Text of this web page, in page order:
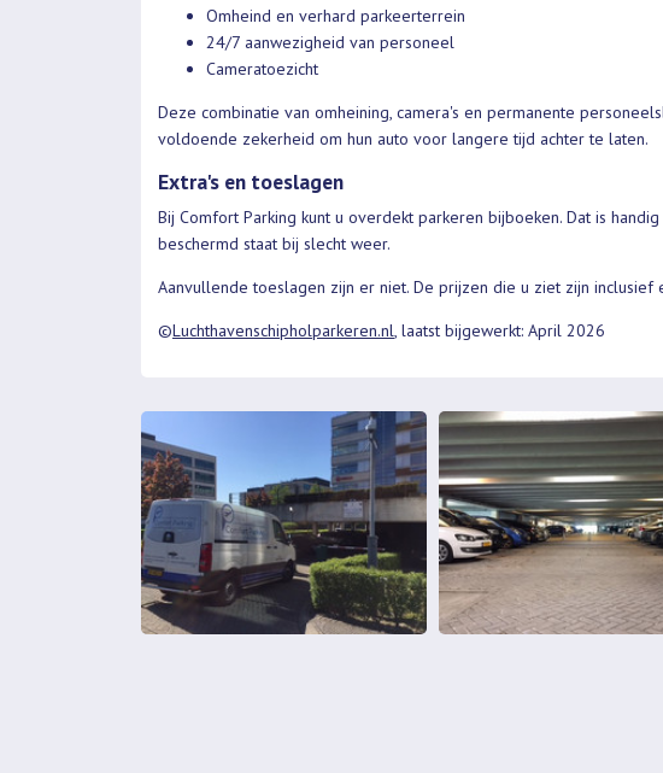
Omheind en verhard parkeerterrein
24/7 aanwezigheid van personeel
Cameratoezicht
Deze combinatie van omheining, camera's en permanente
voldoende zekerheid om hun auto voor langere tijd achter te laten.
Extra's en toeslagen
Bij Comfort Parking kunt u overdekt parkeren bijboeken. Dat is
beschermd staat bij slecht weer.
Aanvullende toeslagen zijn er niet. De prijzen die u ziet zijn
©Luchthavenschipholparkeren.nl, laatst bijgewerkt: April 2026